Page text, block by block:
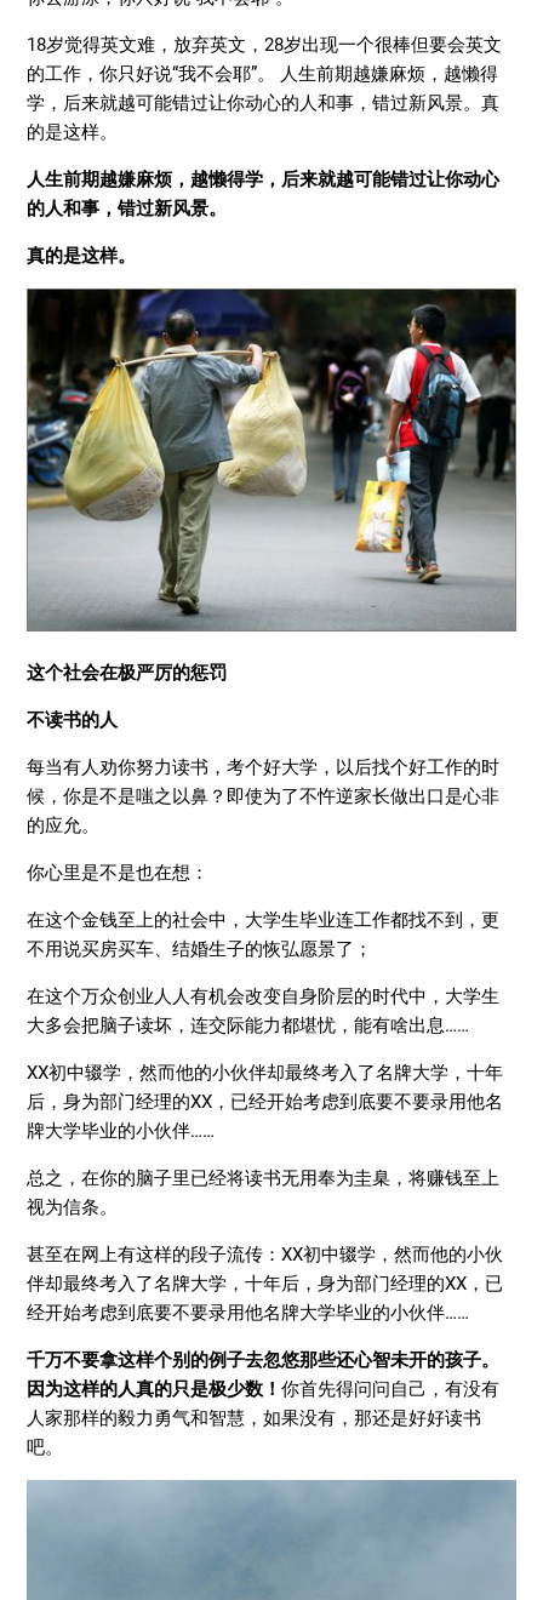
18岁觉得英文难，放弃英文，28岁出现一个很棒但要会英文
的工作，你只好说“我不会耶”。 人生前期越嫌麻烦，越懒得
学，后来就越可能错过让你动心的人和事，错过新风景。真
的是这样。
人生前期越嫌麻烦，越懒得学，后来就越可能错过让你动心
的人和事，错过新风景。
真的是这样。
这个社会在极严厉的惩罚
不读书的人
每当有人劝你努力读书，考个好大学，以后找个好工作的时
候，你是不是嗤之以鼻？即使为了不忤逆家长做出口是心非
的应允。
你心里是不是也在想：
在这个金钱至上的社会中，大学生毕业连工作都找不到，更
不用说买房买车、结婚生子的恢弘愿景了；
在这个万众创业人人有机会改变自身阶层的时代中，大学生
大多会把脑子读坏，连交际能力都堪忧，能有啥出息……
XX初中辍学，然而他的小伙伴却最终考入了名牌大学，十年
后，身为部门经理的XX，已经开始考虑到底要不要录用他名
牌大学毕业的小伙伴……
总之，在你的脑子里已经将读书无用奉为圭臬，将赚钱至上
视为信条。
甚至在网上有这样的段子流传：XX初中辍学，然而他的小伙
伴却最终考入了名牌大学，十年后，身为部门经理的XX，已
经开始考虑到底要不要录用他名牌大学毕业的小伙伴……
千万不要拿这样个别的例子去忽悠那些还心智未开的孩子。
因为这样的人真的只是极少数！ 你首先得问问自己，有没有
人家那样的毅力勇气和智慧，如果没有，那还是好好读书
吧。